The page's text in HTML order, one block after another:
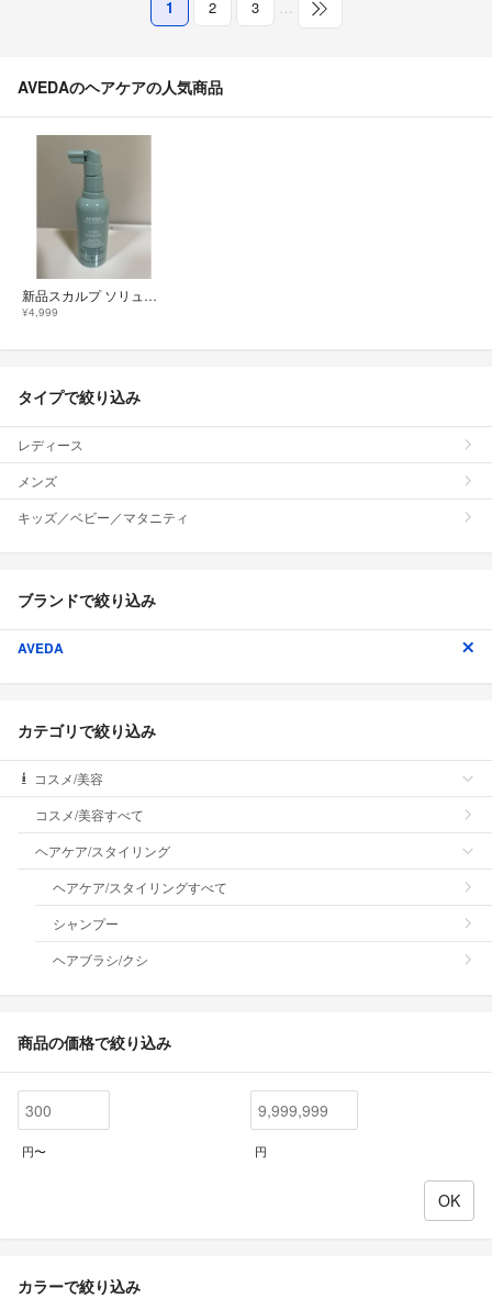
1 2 3 …
AVEDAのヘアケアの人気商品
新品スカルプ ソリューション リフレッシング プロテクティブ ミスト 100ml
¥4,999
タイプで絞り込み
レディース
メンズ
キッズ／ベビー／マタニティ
ブランドで絞り込み
AVEDA
カテゴリで絞り込み
コスメ/美容
コスメ/美容すべて
ヘアケア/スタイリング
ヘアケア/スタイリングすべて
シャンプー
ヘアブラシ/クシ
商品の価格で絞り込み
円〜 円
カラーで絞り込み